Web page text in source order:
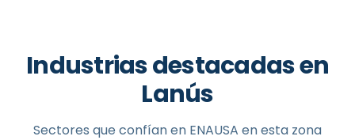
Industrias destacadas en
Lanús
Sectores que confían en ENAUSA en esta zona